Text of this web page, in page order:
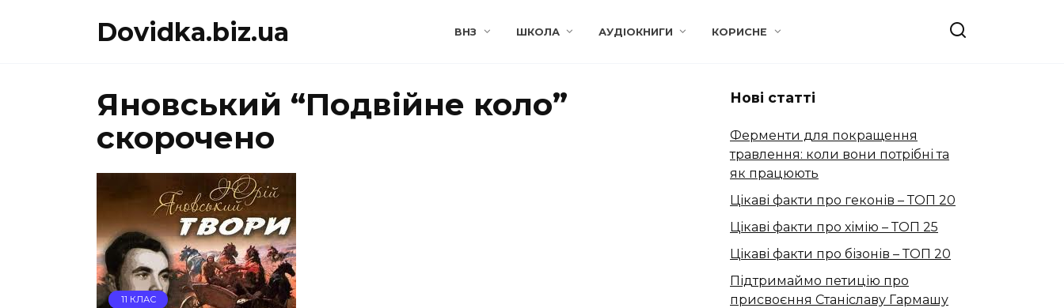
Dovidka.biz.ua ВНЗ ШКОЛА АУДІОКНИГИ КОРИСНЕ
Яновський “Подвійне коло”
скорочено
11 КЛАС
Нові статті
Ферменти для покращення
травлення: коли вони потрібні та
як працюють
Цікаві факти про геконів – ТОП 20
Цікаві факти про хімію – ТОП 25
Цікаві факти про бізонів – ТОП 20
Підтримаймо петицію про
присвоєння Станіславу Гармашу